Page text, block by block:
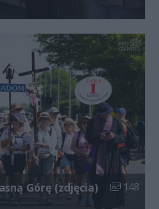
Górę (zdjęcia) Liczba
148